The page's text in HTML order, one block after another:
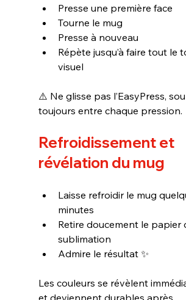
Presse une première face
Tourne le mug
Presse à nouveau
Répète jusqu’à faire tout le
visuel
⚠️ Ne glisse pas l’EasyPress,
toujours entre chaque pression.
Refroidissement et
révélation du mug
Laisse refroidir le mug
minutes
Retire doucement le papier
sublimation
Admire le résultat ✨
Les couleurs se révèlent
et deviennent durables après